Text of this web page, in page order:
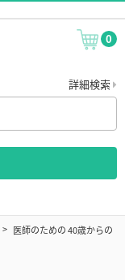
0
詳細検索
医師のための 40歳からの